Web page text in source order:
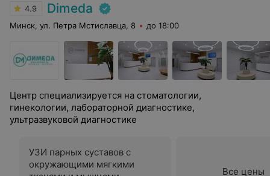
4.9 Dimeda
Минск, ул. Петра Мстиславца, 8 до 18:00
Центр специализируется на стоматологии,
гинекологии, лабораторной диагностике,
ультразвуковой диагностике
УЗИ парных суставов с
окружающими мягкими
Все цены